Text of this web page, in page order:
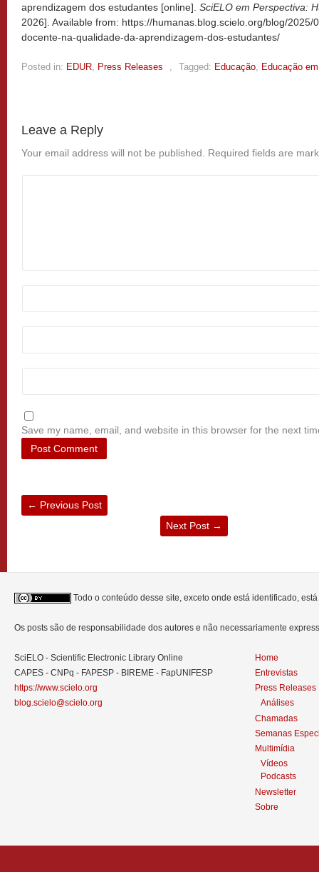
aprendizagem dos estudantes [online]. SciELO em Perspectiva:
2026]. Available from: https://humanas.blog.scielo.org/blog/
docente-na-qualidade-da-aprendizagem-dos-estudantes/
Posted in: EDUR Press Releases Tagged: Educação Educação
Leave a Reply
Your email address will not be published. Required fields are
Save my name, email, and website in this browser for the next
← Previous Post
Next Post →
Todo o conteúdo desse site, exceto onde está identificado,
Os posts são de responsabilidade dos autores e não necessariamente
SciELO - Scientific Electronic Library Online
CAPES - CNPq - FAPESP - BIREME - FapUNIFESP
https://www.scielo.org
blog.scielo@scielo.org
Home
Entrevistas
Press Releases
Análises
Chamadas
Semanas
Multimídia
Vídeos
Podcasts
Newsletter
Sobre